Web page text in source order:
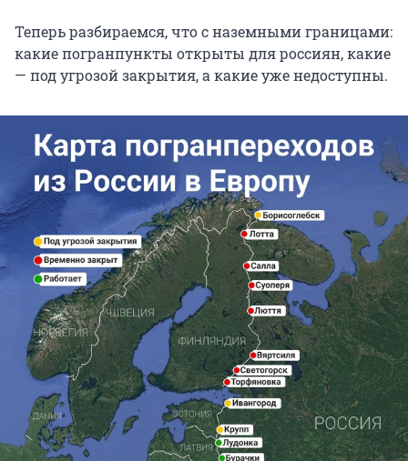
Теперь разбираемся, что с наземными границами:
какие погранпункты открыты для россиян, какие
— под угрозой закрытия, а какие уже недоступны.